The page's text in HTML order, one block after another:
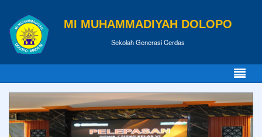
MI MUHAMMADIYAH DOLOPO
Sekolah Generasi Cerdas